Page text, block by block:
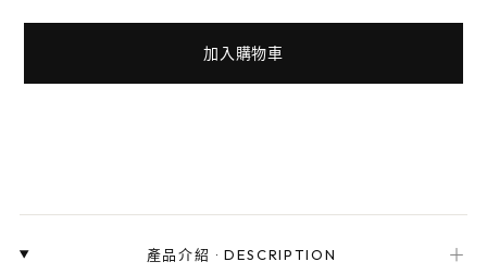
加入購物車
產品介紹 ·DESCRIPTION ＋